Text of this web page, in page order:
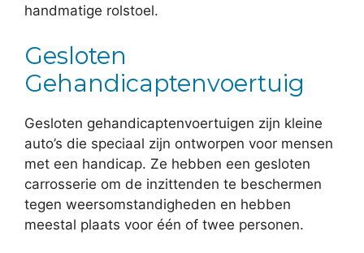
handmatige rolstoel.
Gesloten
Gehandicaptenvoertuig
Gesloten gehandicaptenvoertuigen zijn kleine
auto’s die speciaal zijn ontworpen voor mensen
met een handicap. Ze hebben een gesloten
carrosserie om de inzittenden te beschermen
tegen weersomstandigheden en hebben
meestal plaats voor één of twee personen.